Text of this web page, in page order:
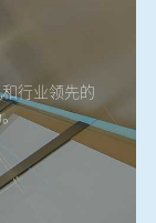
行业领先的